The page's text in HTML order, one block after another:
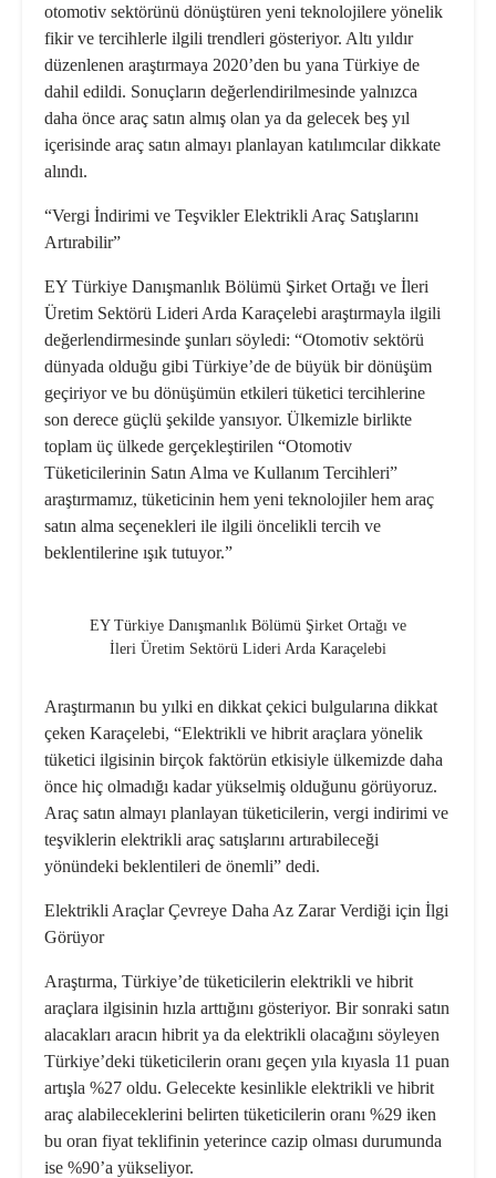
otomotiv sektörünü dönüştüren yeni teknolojilere yönelik
fikir ve tercihlerle ilgili trendleri gösteriyor. Altı yıldır
düzenlenen araştırmaya 2020’den bu yana Türkiye de
dahil edildi. Sonuçların değerlendirilmesinde yalnızca
daha önce araç satın almış olan ya da gelecek beş yıl
içerisinde araç satın almayı planlayan katılımcılar dikkate
alındı.
“Vergi İndirimi ve Teşvikler Elektrikli Araç Satışlarını
Artırabilir”
EY Türkiye Danışmanlık Bölümü Şirket Ortağı ve İleri
Üretim Sektörü Lideri Arda Karaçelebi araştırmayla ilgili
değerlendirmesinde şunları söyledi: “Otomotiv sektörü
dünyada olduğu gibi Türkiye’de de büyük bir dönüşüm
geçiriyor ve bu dönüşümün etkileri tüketici tercihlerine
son derece güçlü şekilde yansıyor. Ülkemizle birlikte
toplam üç ülkede gerçekleştirilen “Otomotiv
Tüketicilerinin Satın Alma ve Kullanım Tercihleri”
araştırmamız, tüketicinin hem yeni teknolojiler hem araç
satın alma seçenekleri ile ilgili öncelikli tercih ve
beklentilerine ışık tutuyor.”
EY Türkiye Danışmanlık Bölümü Şirket Ortağı ve
İleri Üretim Sektörü Lideri Arda Karaçelebi
Araştırmanın bu yılki en dikkat çekici bulgularına dikkat
çeken Karaçelebi, “Elektrikli ve hibrit araçlara yönelik
tüketici ilgisinin birçok faktörün etkisiyle ülkemizde daha
önce hiç olmadığı kadar yükselmiş olduğunu görüyoruz.
Araç satın almayı planlayan tüketicilerin, vergi indirimi ve
teşviklerin elektrikli araç satışlarını artırabileceği
yönündeki beklentileri de önemli” dedi.
Elektrikli Araçlar Çevreye Daha Az Zarar Verdiği için İlgi
Görüyor
Araştırma, Türkiye’de tüketicilerin elektrikli ve hibrit
araçlara ilgisinin hızla arttığını gösteriyor. Bir sonraki satın
alacakları aracın hibrit ya da elektrikli olacağını söyleyen
Türkiye’deki tüketicilerin oranı geçen yıla kıyasla 11 puan
artışla %27 oldu. Gelecekte kesinlikle elektrikli ve hibrit
araç alabileceklerini belirten tüketicilerin oranı %29 iken
bu oran fiyat teklifinin yeterince cazip olması durumunda
ise %90’a yükseliyor.